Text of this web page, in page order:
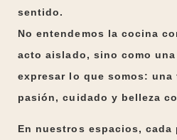
sentido.
No entendemos la cocina
acto aislado, sino como
expresar lo que somos: una
pasión, cuidado y belleza
En nuestros espacios, cada